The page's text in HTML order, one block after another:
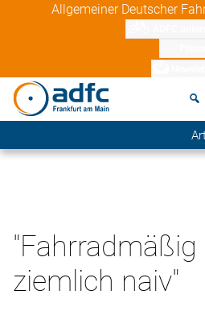
Allgemeiner Deutscher
"Fahrradmäßig
ziemlich naiv"